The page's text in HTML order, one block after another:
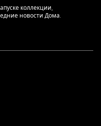
коллекции,
новости Дома.